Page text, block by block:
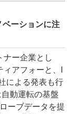
ベーションに注
ー企業とし
アフォーと、I
による発表も行
動運転の基盤
ーブデータを提